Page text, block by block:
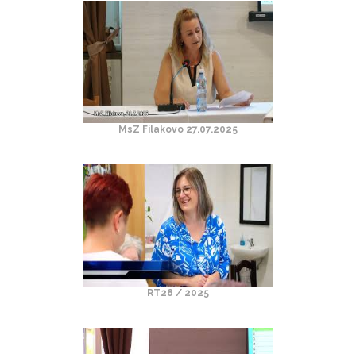
MsZ Filakovo 27.07.2025
RT28 / 2025